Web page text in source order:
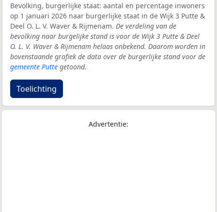
Bevolking, burgerlijke staat: aantal en percentage inwoners
op 1 januari 2026 naar burgerlijke staat in de Wijk 3 Putte &
Deel O. L. V. Waver & Rijmenam. De verdeling van de
bevolking naar burgelijke stand is voor de Wijk 3 Putte & Deel
O. L. V. Waver & Rijmenam helaas onbekend. Daarom worden in
bovenstaande grafiek de data over de burgerlijke stand voor de
gemeente Putte getoond.
Toelichting
Advertentie: